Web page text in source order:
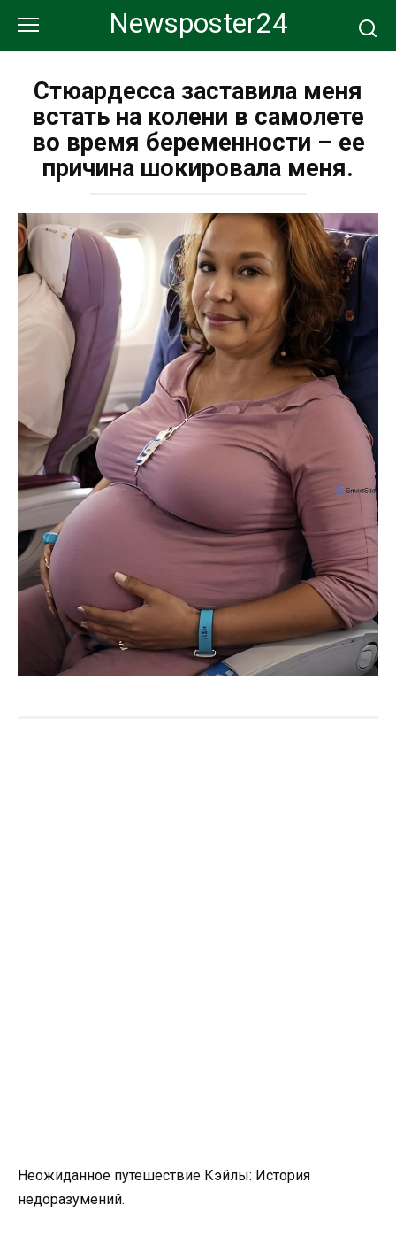
контенту
Newsposter24
Стюардесса заставила меня
встать на колени в самолете
во время беременности – ее
причина шокировала меня.
Неожиданное путешествие Кэйлы: История
недоразумений.